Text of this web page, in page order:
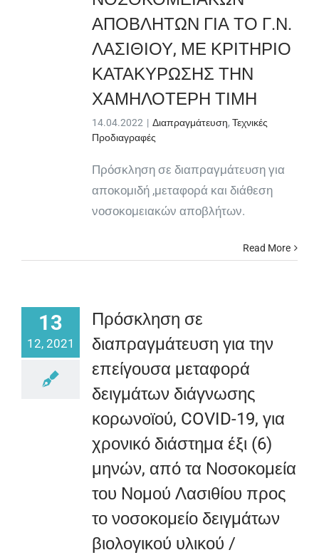
ΑΠΟΒΛΗΤΩΝ ΓΙΑ ΤΟ Γ.Ν.
ΛΑΣΙΘΙΟΥ, ΜΕ ΚΡΙΤΗΡΙΟ
ΚΑΤΑΚΥΡΩΣΗΣ ΤΗΝ
ΧΑΜΗΛΟΤΕΡΗ ΤΙΜΗ
14.04.2022 | Διαπραγμάτευση, Τεχνικές
Προδιαγραφές
Πρόσκληση σε διαπραγμάτευση για
αποκομιδή ,μεταφορά και διάθεση
νοσοκομειακών αποβλήτων.
Read More
13
12, 2021
Πρόσκληση σε
διαπραγμάτευση για την
επείγουσα μεταφορά
δειγμάτων διάγνωσης
κορωνοϊού, COVID-19, για
χρονικό διάστημα έξι (6)
μηνών, από τα Νοσοκομεία
του Νομού Λασιθίου προς
το νοσοκομείο δειγμάτων
βιολογικού υλικού /